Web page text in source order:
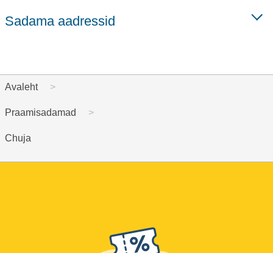
Sadama aadressid
Avaleht
Praamisadamad
Chuja